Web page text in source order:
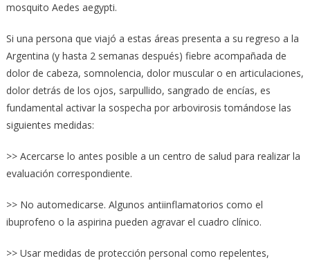
mosquito Aedes aegypti.
Si una persona que viajó a estas áreas presenta a su regreso a la
Argentina (y hasta 2 semanas después) fiebre acompañada de
dolor de cabeza, somnolencia, dolor muscular o en articulaciones,
dolor detrás de los ojos, sarpullido, sangrado de encías, es
fundamental activar la sospecha por arbovirosis tomándose las
siguientes medidas:
>> Acercarse lo antes posible a un centro de salud para realizar la
evaluación correspondiente.
>> No automedicarse. Algunos antiinflamatorios como el
ibuprofeno o la aspirina pueden agravar el cuadro clínico.
>> Usar medidas de protección personal como repelentes,